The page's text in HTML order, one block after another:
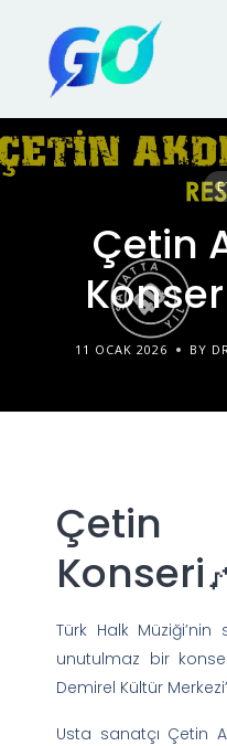
Çetin
11 OCAK 2026 BY
Çetin
Türk Halk
unutulmaz bir
Demirel Kültür
Usta sanatçı Çetin